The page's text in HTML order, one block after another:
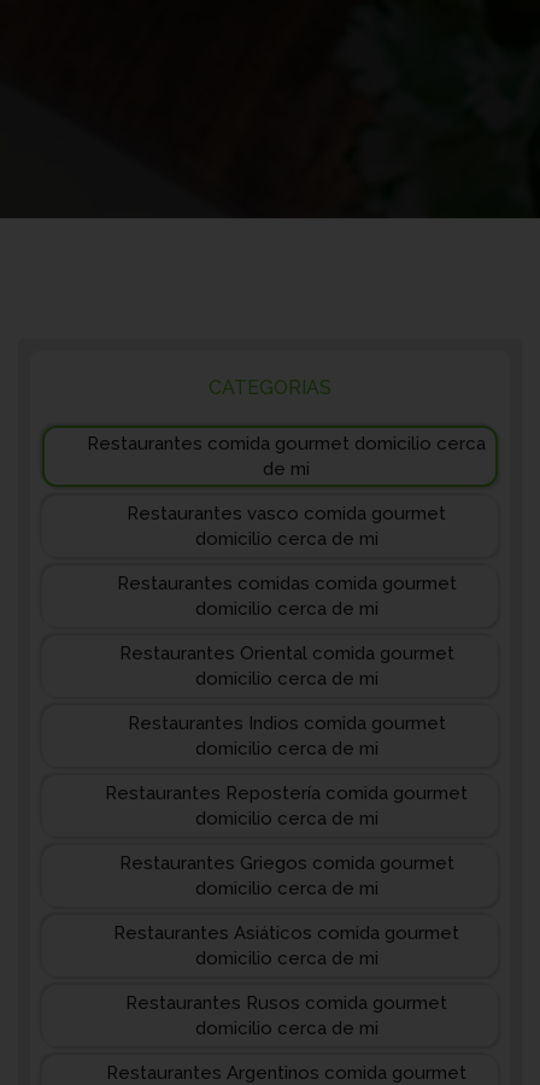
CATEGORIAS
Restaurantes comida gourmet domicilio cerca
de mi
Restaurantes vasco comida gourmet
domicilio cerca de mi
Restaurantes comidas comida gourmet
domicilio cerca de mi
Restaurantes Oriental comida gourmet
domicilio cerca de mi
Restaurantes Indios comida gourmet
domicilio cerca de mi
Restaurantes Repostería comida gourmet
domicilio cerca de mi
Restaurantes Griegos comida gourmet
domicilio cerca de mi
Restaurantes Asiáticos comida gourmet
domicilio cerca de mi
Restaurantes Rusos comida gourmet
domicilio cerca de mi
Restaurantes Argentinos comida gourmet